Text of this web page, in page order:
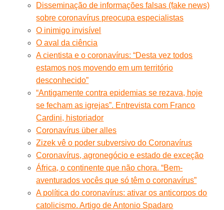
Disseminação de informações falsas (fake news)
sobre coronavírus preocupa especialistas
O inimigo invisível
O aval da ciência
A cientista e o coronavírus: “Desta vez todos
estamos nos movendo em um território
desconhecido”
“Antigamente contra epidemias se rezava, hoje
se fecham as igrejas”. Entrevista com Franco
Cardini, historiador
Coronavírus über alles
Zizek vê o poder subversivo do Coronavírus
Coronavírus, agronegócio e estado de exceção
África, o continente que não chora. “Bem-
aventurados vocês que só têm o coronavírus”
A política do coronavírus: ativar os anticorpos do
catolicismo. Artigo de Antonio Spadaro